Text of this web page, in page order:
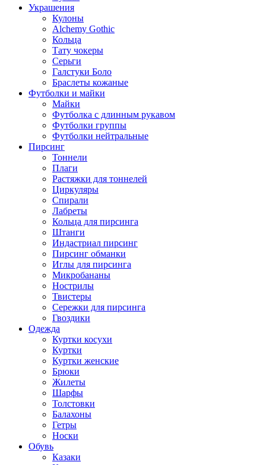
Украшения
Кулоны
Alchemy Gothic
Кольца
Тату чокеры
Серьги
Галстуки Боло
Браслеты кожаные
Футболки и майки
Майки
Футболка с длинным рукавом
Футболки группы
Футболки нейтральные
Пирсинг
Тоннели
Плаги
Растяжки для тоннелей
Циркуляры
Спирали
Лабреты
Кольца для пирсинга
Штанги
Индастриал пирсинг
Пирсинг обманки
Иглы для пирсинга
Микробананы
Нострилы
Твистеры
Сережки для пирсинга
Гвоздики
Одежда
Куртки косухи
Куртки
Куртки женские
Брюки
Жилеты
Шарфы
Толстовки
Балахоны
Гетры
Носки
Обувь
Казаки